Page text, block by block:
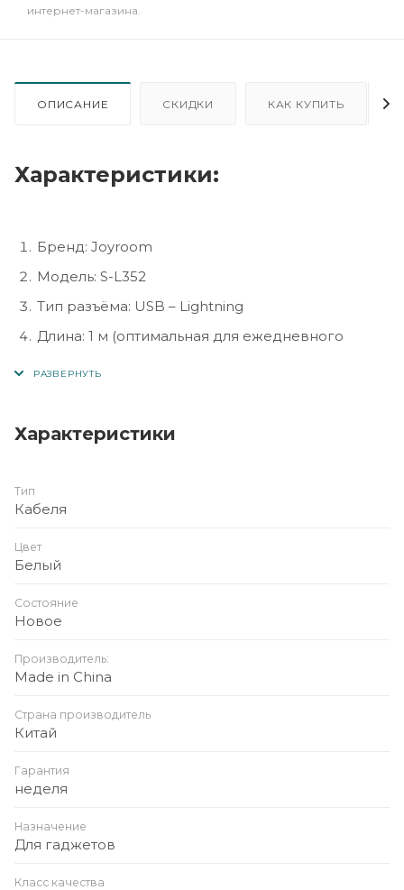
интернет-магазина.
ОПИСАНИЕ СКИДКИ КАК КУПИТЬ
Характеристики:
Бренд: Joyroom
Модель: S-L352
Тип разъёма: USB – Lightning
Длина: 1 м (оптимальная для ежедневного
данных
Lightning
Характеристики
Тип
Кабеля
Цвет
Белый
Состояние
Новое
Производитель:
Made in China
Страна производитель
Китай
Гарантия
неделя
Назначение
Для гаджетов
Класс качества